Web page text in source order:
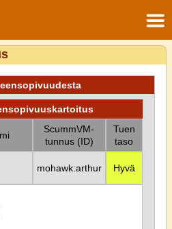
ScummVM-
tunnus (ID)
Tuen
taso
mohawk:arthur Hyvä